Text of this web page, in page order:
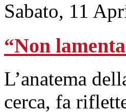
Sabato, 11
“Non
L’anatema
cerca, fa